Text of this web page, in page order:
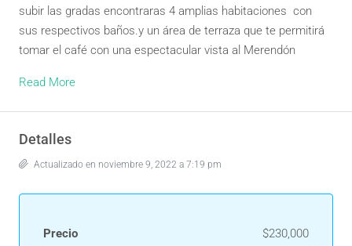
subir las gradas encontraras 4 amplias habitaciones con
sus respectivos baños.y un área de terraza que te permitirá
tomar el café con una espectacular vista al Merendón
Read More
Detalles
Actualizado en noviembre 9, 2022 a 7:19 pm
Precio $230,000